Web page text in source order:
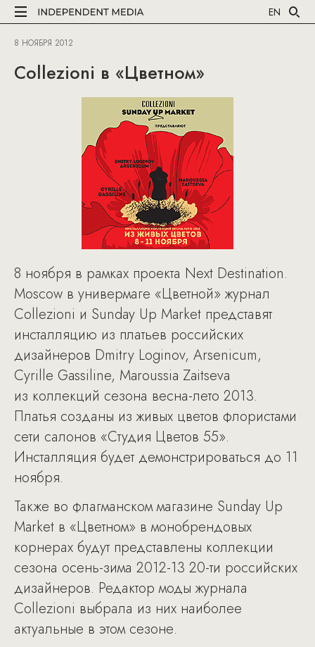
EN
8 НОЯБРЯ 2012
Collezioni в «Цветном»
8 ноября в рамках проекта Next Destination.
Moscow в универмаге «Цветной» журнал
Collezioni и Sunday Up Market представят
инсталляцию из платьев российских
дизайнеров Dmitry Loginov, Arsenicum,
Cyrille Gassiline, Maroussia Zaitseva
из коллекций сезона весна-лето 2013.
Платья созданы из живых цветов флористами
сети салонов «Студия Цветов 55».
Инсталляция будет демонстрироваться до 11
ноября.
Также во флагманском магазине Sunday Up
Market в «Цветном» в монобрендовых
корнерах будут представлены коллекции
сезона осень-зима 2012-13 20-ти российских
дизайнеров. Редактор моды журнала
Collezioni выбрала из них наиболее
актуальные в этом сезоне.